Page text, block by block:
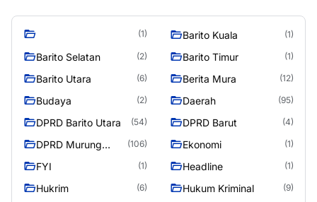
(1) Barito Kuala (1)
Barito Selatan (2) Barito Timur (1)
Barito Utara (6) Berita Mura (12)
Budaya (2) Daerah (95)
DPRD Barito Utara (54) DPRD Barut (4)
DPRD Murung
(106) Ekonomi (1)
FYI (1) Headline (1)
Hukrim (6) Hukum Kriminal (9)